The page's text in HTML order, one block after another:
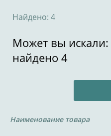
Найдено: 4
Может вы искали:
найдено 4
Наименование товара